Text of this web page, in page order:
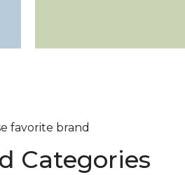
favorite brand
Categories